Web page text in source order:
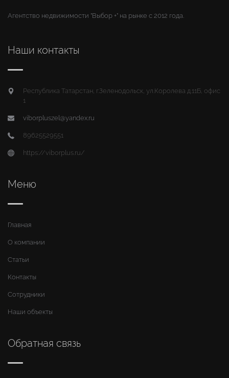
Агентство недвижимости "Выбор +" на рынке с 2012 года.
Наши контакты
Республика Татарстан, г.Зеленодольск, ул.Королева д.11Б, офис
1
viborpluszel@yandex.ru
89625529551
https://viborplus.ru/
Меню
Главная
О компании
Статьи
Контакты
Сотрудники
Наши объекты
Обратная связь